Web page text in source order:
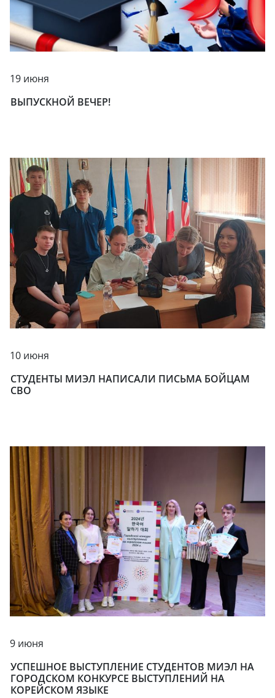
19 июня
ВЫПУСКНОЙ ВЕЧЕР!
10 июня
СТУДЕНТЫ МИЭЛ НАПИСАЛИ ПИСЬМА БОЙЦАМ
СВО
9 июня
УСПЕШНОЕ ВЫСТУПЛЕНИЕ СТУДЕНТОВ МИЭЛ НА
ГОРОДСКОМ КОНКУРСЕ ВЫСТУПЛЕНИЙ НА
КОРЕЙСКОМ ЯЗЫКЕ